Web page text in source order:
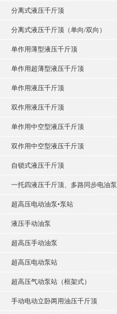
分离式液压千斤顶
分离式液压千斤顶（单向/双向）
单作用薄型液压千斤顶
单作用超薄型液压千斤顶
单作用液压千斤顶
双作用液压千斤顶
单作用中空型液压千斤顶
双作用中空型液压千斤顶
自锁式液压千斤顶
一托四液压千斤顶、多路同步电油泵
超高压电动油泵•泵站
液压手动油泵
超高压手动油泵
超高压电动泵站
超高压气动泵站（框架式）
手动电动立卧两用油压千斤顶